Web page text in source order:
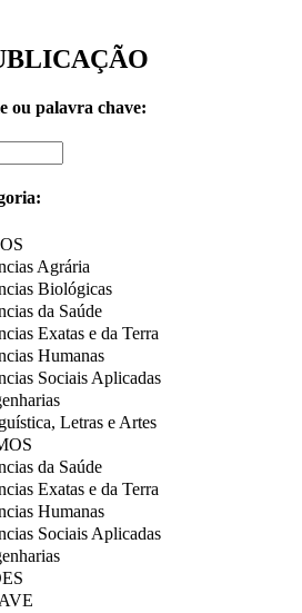
ou palavra chave:
Agrária
Biológicas
da Saúde
Exatas e da Terra
Humanas
Sociais Aplicadas
Letras e Artes
da Saúde
Exatas e da Terra
Humanas
Sociais Aplicadas